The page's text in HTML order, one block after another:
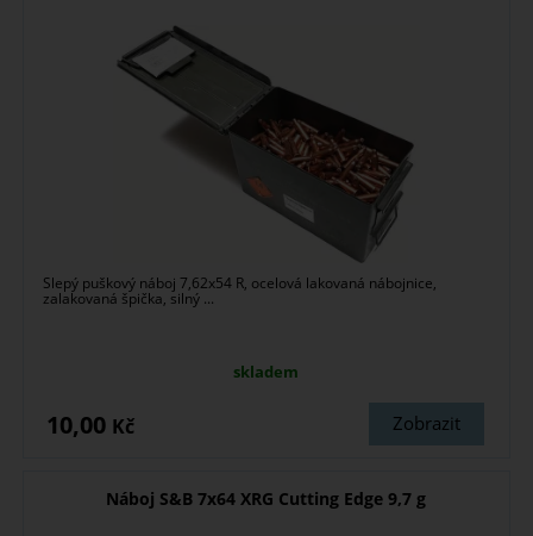
Slepý puškový náboj 7,62x54 R, ocelová lakovaná nábojnice,
zalakovaná špička, silný ...
skladem
Zobrazit
10,00 Kč
Náboj S&B 7x64 XRG Cutting Edge 9,7 g